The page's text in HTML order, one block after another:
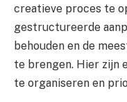
creatieve proces te
gestructureerde
behouden en de
te brengen. Hier zijn
te organiseren en